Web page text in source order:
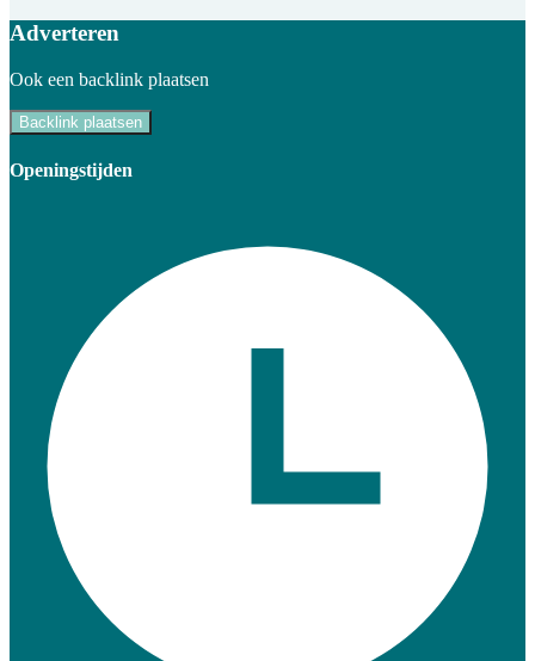
Adverteren
Ook een backlink plaatsen
Backlink plaatsen
Openingstijden